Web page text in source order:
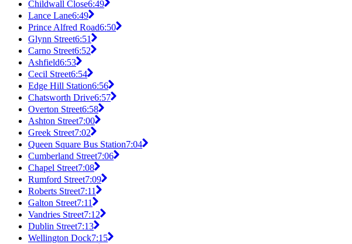
Childwall Close6:49
Lance Lane6:49
Prince Alfred Road6:50
Glynn Street6:51
Carno Street6:52
Ashfield6:53
Cecil Street6:54
Edge Hill Station6:56
Chatsworth Drive6:57
Overton Street6:58
Ashton Street7:00
Greek Street7:02
Queen Square Bus Station7:04
Cumberland Street7:06
Chapel Street7:08
Rumford Street7:09
Roberts Street7:11
Galton Street7:11
Vandries Street7:12
Dublin Street7:13
Wellington Dock7:15